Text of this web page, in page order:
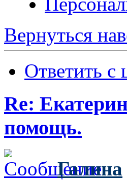
Вернуться
Ответить с
Re:
помощь.
Галина